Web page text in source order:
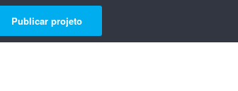
Publicar projeto